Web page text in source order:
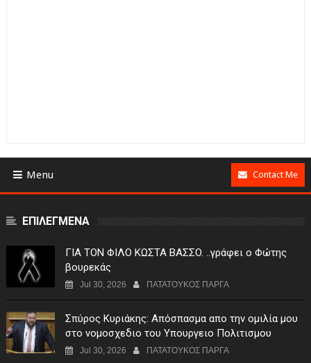
Menu Contact Me
ΕΠΙΛΕΓΜΕΝΑ
ΓIA TON ΦIΛO KΩΣTA BAΣΣO. ..γράφει ο Φώτης
βουρεκάς
Jul 30, 2026 ΠΑΤΑΤΟΥΚΟΣ ΠΑΡΓΑ
Σπύρος Κυριάκης: Απόσπασμα απο την ομιλία μου
στο νομοσχεδιο του Υπουργειο Πολιτισμου
Jul 30, 2026 ΠΑΤΑΤΟΥΚΟΣ ΠΑΡΓΑ